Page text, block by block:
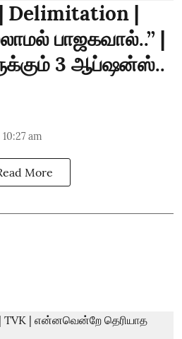
Delimitation |
பாஜகவால்..’’ |
3 ஆப்ஷன்ஸ்..
am
More